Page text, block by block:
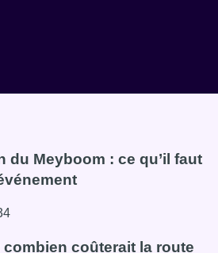
du Meyboom : ce qu’il faut
du Meyboom : ce qu’il faut
coûterait la route